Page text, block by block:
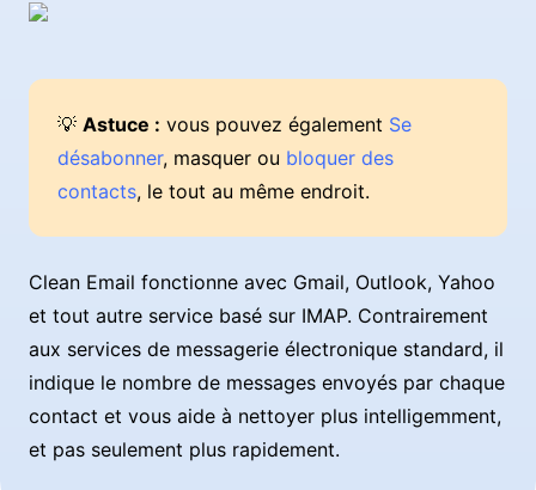
💡 Astuce : vous pouvez également Se
désabonner, masquer ou bloquer des
contacts, le tout au même endroit.
Clean Email fonctionne avec Gmail, Outlook, Yahoo
et tout autre service basé sur IMAP. Contrairement
aux services de messagerie électronique standard, il
indique le nombre de messages envoyés par chaque
contact et vous aide à nettoyer plus intelligemment,
et pas seulement plus rapidement.